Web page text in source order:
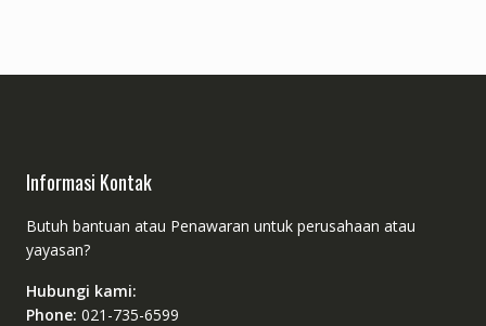
Informasi Kontak
Butuh bantuan atau Penawaran untuk perusahaan atau
yayasan?
Hubungi kami:
Phone: 021-735-6599